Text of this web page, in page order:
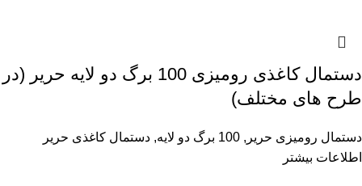
دستمال کاغذی رومیزی 100 برگ دو لایه حریر (در
طرح های مختلف)
دستمال رومیزی حریر , 100 برگ دو لایه , دستمال کاغذی حریر
اطلاعات بیشتر